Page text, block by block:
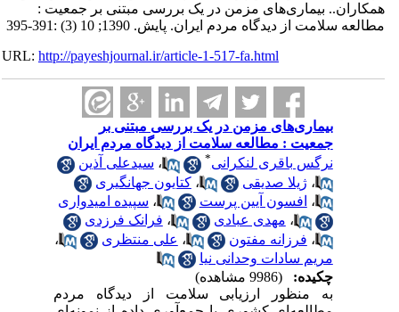
همکاران.. بیماری‌های مزمن در یک بررسی مبتنی بر جمعیت :
مطالعه سلامت از دیدگاه مردم ایران. پایش. 1390; 10 (3) :391-395
URL:http://payeshjournal.ir/article-1-517-fa.html
بیماری‌های مزمن در یک بررسی مبتنی بر
جمعیت : مطالعه سلامت از دیدگاه مردم ایران
نرگس باقری لنکرانی
،سیدعلی آذین
،ژیلا صدیقی ،کتایون جهانگیری
،افسون آیین پرست ،سپیده امیدواری
،مهدی عبادی ،فرانک فرزدی
،فرزانه مفتون ،علی منتظری
،
مریم سادات وحدانی نیا
چکیده:
به منظور ارزیابی سلامت از دیدگاه مردم